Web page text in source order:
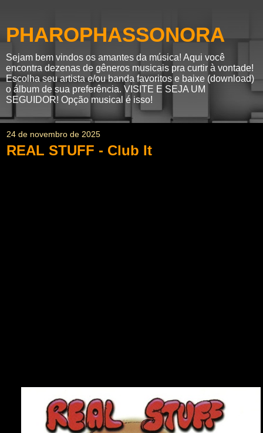
PHAROPHASSONORA
Sejam bem vindos os amantes da música! Aqui você
encontra dezenas de gêneros musicais pra curtir à vontade!
Escolha seu artista e/ou banda favoritos e baixe (download)
o álbum de sua preferência. VISITE E SEJA UM
SEGUIDOR! Opção musical é isso!
24 de novembro de 2025
REAL STUFF - Club It